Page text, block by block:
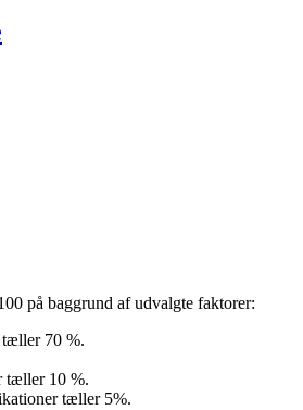
på baggrund af udvalgte faktorer:
tæller 70 %.
tæller 10 %.
tæller 5%.